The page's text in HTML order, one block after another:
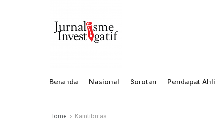
Beranda Nasional Sorotan Pendapat Ahli
Home Kamtibmas